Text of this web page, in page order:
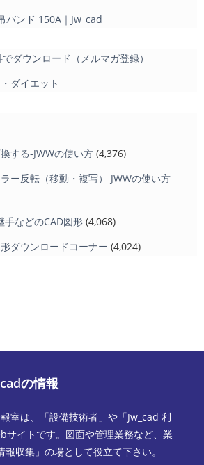
バンド 150A｜Jw_cad
ダウンロード（メルマガ登録）
ダイエット
する-JWWの使い方 (4,376)
ー反転（移動・複写） JWWの使い方
手などのCAD図形 (4,068)
ダウンロードコーナー (4,024)
の情報
室は、「設備技術者」や「Jw_cad 利
サイトです。図面や管理業務など、業
収集」の場として役立て下さい。